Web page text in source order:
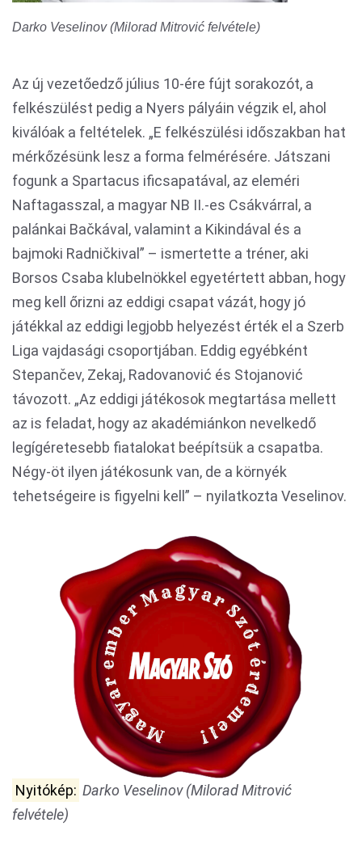
Darko Veselinov (Milorad Mitrović felvétele)
Az új vezetőedző július 10-ére fújt sorakozót, a
felkészülést pedig a Nyers pályáin végzik el, ahol
kiválóak a feltételek. „E felkészülési időszakban hat
mérkőzésünk lesz a forma felmérésére. Játszani
fogunk a Spartacus ificsapatával, az eleméri
Naftagasszal, a magyar NB II.-es Csákvárral, a
palánkai Bačkával, valamint a Kikindával és a
bajmoki Radničkival” – ismertette a tréner, aki
Borsos Csaba klubelnökkel egyetértett abban, hogy
meg kell őrizni az eddigi csapat vázát, hogy jó
játékkal az eddigi legjobb helyezést érték el a Szerb
Liga vajdasági csoportjában. Eddig egyébként
Stepančev, Zekaj, Radovanović és Stojanović
távozott. „Az eddigi játékosok megtartása mellett
az is feladat, hogy az akadémiánkon nevelkedő
legígéretesebb fiatalokat beépítsük a csapatba.
Négy-öt ilyen játékosunk van, de a környék
tehetségeire is figyelni kell” – nyilatkozta Veselinov.
Nyitókép: Darko Veselinov (Milorad Mitrović
felvétele)